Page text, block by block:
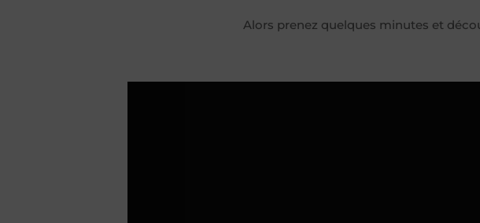
Alors prenez quelques minutes et